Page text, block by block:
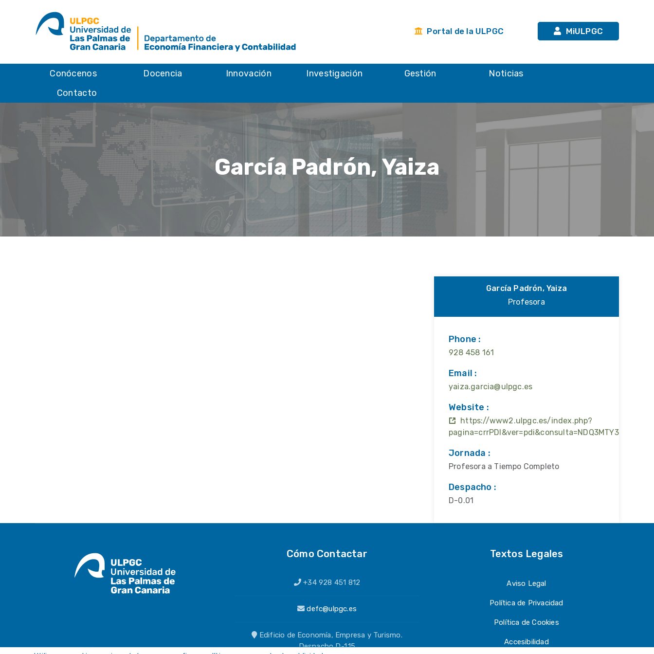
Portal de la ULPGC MiULPGC
Conócenos Docencia Innovación Investigación Gestión
Noticias
Contacto
García Padrón, Yaiza
García Padrón, Yaiza
Profesora
Phone :
928 458 161
Email :
yaiza.garcia@ulpgc.es
Website :
https://www2.ulpgc.es/index.php?
pagina=crrPDI&ver=pdi&consulta=NDQ3MTY3NzU=
Jornada :
Profesora a Tiempo Completo
Despacho :
D-0.01
Cómo Contactar
+34 928 451 812
defc@ulpgc.es
Edificio de Economía, Empresa y Turismo.
Despacho D-1.15
Textos Legales
Aviso Legal
Política de Privacidad
Política de Cookies
Accesibilidad